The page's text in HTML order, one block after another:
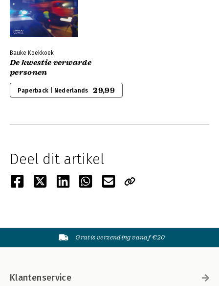
Bauke Koekkoek
De kwestie verwarde
personen
Paperback | Nederlands 29,99
Deel dit artikel
Gratis verzending vanaf €20
Klantenservice